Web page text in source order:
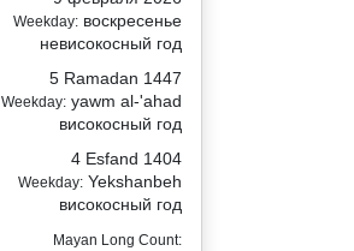
Weekday: воскресенье
невисокосный год
5 Ramadan 1447
Weekday: yawm al-'ahad
високосный год
4 Esfand 1404
Weekday: Yekshanbeh
високосный год
Mayan Long Count: